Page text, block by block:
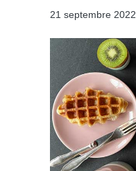
21 septembre 2022